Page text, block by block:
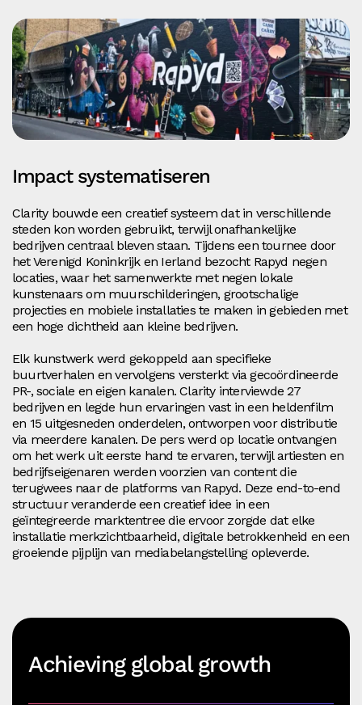
Impact systematiseren
Clarity bouwde een creatief systeem dat in verschillende
steden kon worden gebruikt, terwijl onafhankelijke
bedrijven centraal bleven staan. Tijdens een tournee door
het Verenigd Koninkrijk en Ierland bezocht Rapyd negen
locaties, waar het samenwerkte met negen lokale
kunstenaars om muurschilderingen, grootschalige
projecties en mobiele installaties te maken in gebieden met
een hoge dichtheid aan kleine bedrijven.
Elk kunstwerk werd gekoppeld aan specifieke
buurtverhalen en vervolgens versterkt via gecoördineerde
PR-, sociale en eigen kanalen. Clarity interviewde 27
bedrijven en legde hun ervaringen vast in een heldenfilm
en 15 uitgesneden onderdelen, ontworpen voor distributie
via meerdere kanalen. De pers werd op locatie ontvangen
om het werk uit eerste hand te ervaren, terwijl artiesten en
bedrijfseigenaren werden voorzien van content die
terugwees naar de platforms van Rapyd. Deze end-to-end
structuur veranderde een creatief idee in een
geïntegreerde marktentree die ervoor zorgde dat elke
installatie merkzichtbaarheid, digitale betrokkenheid en een
groeiende pijplijn van mediabelangstelling opleverde.
Achieving global growth